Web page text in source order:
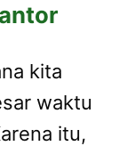
kita
waktu
itu,